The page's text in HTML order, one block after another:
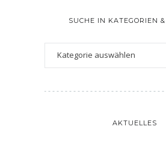
SUCHE IN KATEGORIEN
AKTUELLES